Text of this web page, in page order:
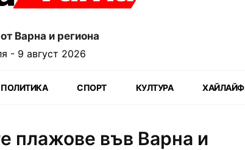
Варна и региона
- 9 август 2026
ПОЛИТИКА СПОРТ КУЛТУРА ХАЙЛАЙФ
плажове във Варна и